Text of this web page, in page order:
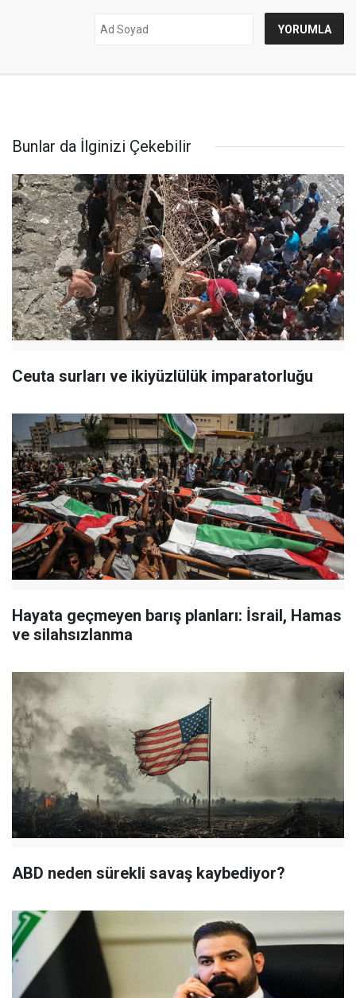
Bunlar da İlginizi Çekebilir
Ceuta surları ve ikiyüzlülük imparatorluğu
Hayata geçmeyen barış planları: İsrail, Hamas
ve silahsızlanma
ABD neden sürekli savaş kaybediyor?